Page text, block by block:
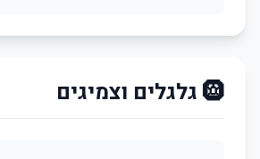
🛞 גלגלים וצמיגים